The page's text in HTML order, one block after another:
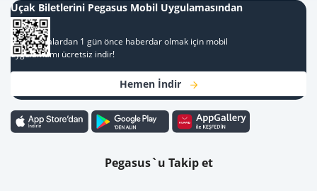
Uçak Biletlerini Pegasus Mobil Uygulamasından
Al
Kampanyalardan 1 gün önce haberdar olmak için mobil
uygulamamı ücretsiz indir!
Hemen İndir
Pegasus`u Takip et